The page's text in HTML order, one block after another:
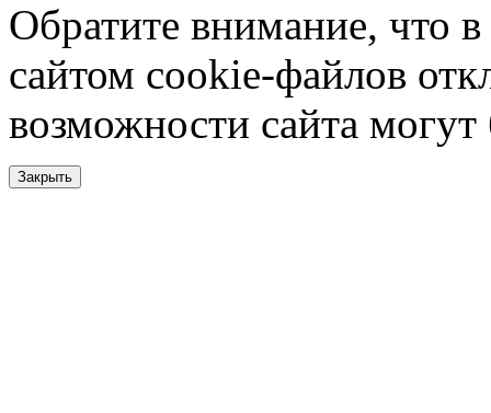
Обратите внимание, что в
сайтом cookie-файлов
возможности сайта
Закрыть